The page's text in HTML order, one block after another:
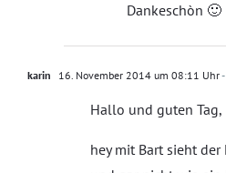
Dankeschòn 🙂
karin 16. November 2014 um 08:11 Uhr
Hallo und guten Tag,
hey mit Bart sieht